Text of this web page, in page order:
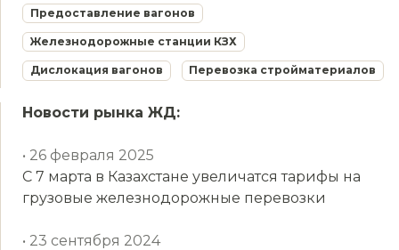
Предоставление вагонов
Железнодорожные станции КЗХ
Дислокация вагонов Перевозка стройматериалов
Новости рынка ЖД:
• 26 февраля 2025
С 7 марта в Казахстане увеличатся тарифы на
грузовые железнодорожные перевозки
• 23 сентября 2024